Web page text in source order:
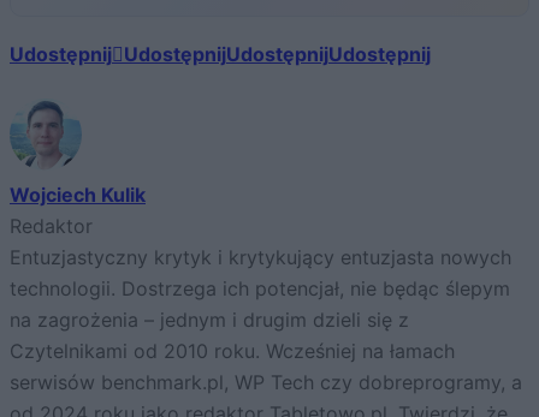
Udostępnij UdostępnijUdostępnijUdostępnij
Wojciech Kulik
Redaktor
Entuzjastyczny krytyk i krytykujący entuzjasta nowych
technologii. Dostrzega ich potencjał, nie będąc ślepym
na zagrożenia – jednym i drugim dzieli się z
Czytelnikami od 2010 roku. Wcześniej na łamach
serwisów benchmark.pl, WP Tech czy dobreprogramy, a